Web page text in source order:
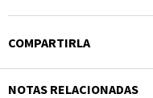
COMPARTIRLA
NOTAS RELACIONADAS